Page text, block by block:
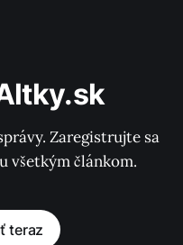
Zaregistrujte sa
všetkým článkom.
teraz